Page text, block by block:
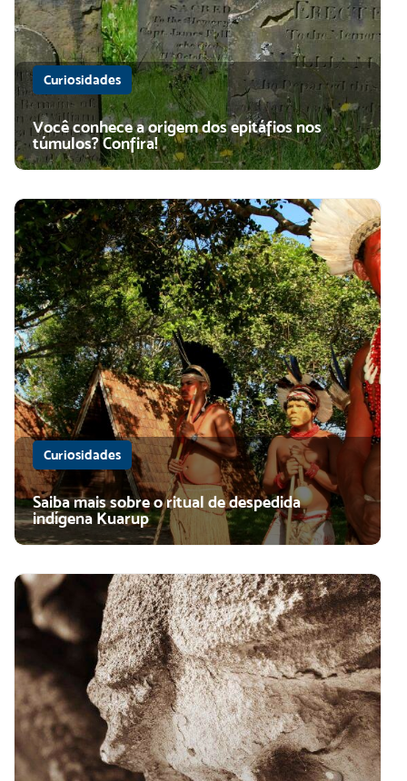
Curiosidades
Você conhece a origem dos epitáfios nos
túmulos? Confira!
Curiosidades
Saiba mais sobre o ritual de despedida
indígena Kuarup